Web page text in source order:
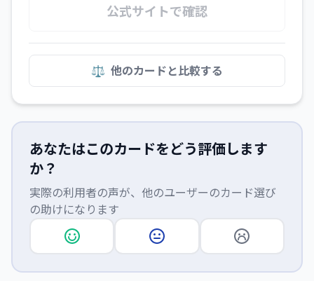
公式サイトで確認
⚖️ 他のカードと比較する
あなたはこのカードをどう評価します
か？
実際の利用者の声が、他のユーザーのカード選び
の助けになります